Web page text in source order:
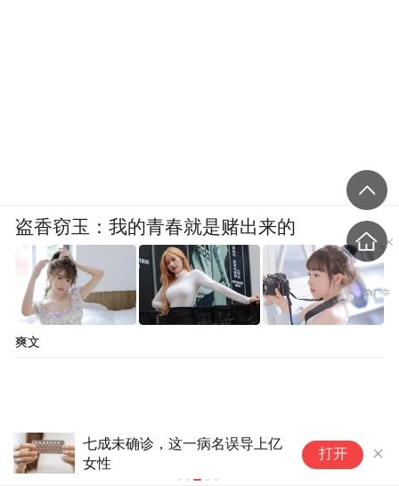
无电池手指贴片可通过汗液实时
监测帕金森病药物浓度
打开
盗香窃玉：我的青春就是赌出来的
爽文